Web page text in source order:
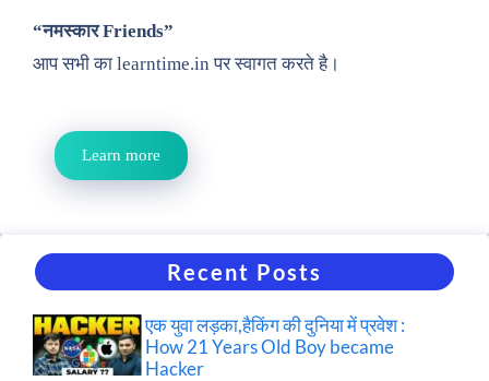
“नमस्कार Friends”
आप सभी का learntime.in पर स्वागत करते है।
Learn more
Recent Posts
एक युवा लड़का,हैकिंग की दुनिया में प्रवेश :
How 21 Years Old Boy became
Hacker